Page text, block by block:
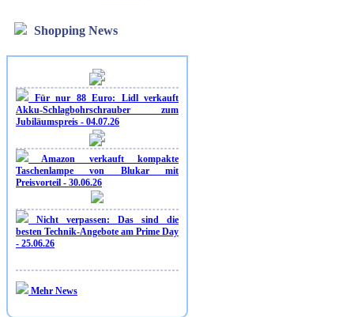
Shopping News
Für nur 88 Euro: Lidl verkauft
Akku-Schlagbohrschrauber zum
Jubiläumspreis - 04.07.26
Amazon verkauft kompakte
Taschenlampe von Blukar mit
Preisvorteil - 30.06.26
Nicht verpassen: Das sind die
besten Technik-Angebote am Prime Day
- 25.06.26
Mehr News